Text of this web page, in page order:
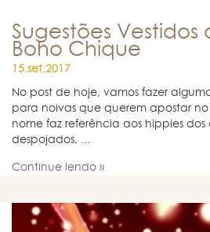
Sugestões Vestidos
Boho Chique
15.set.2017
No post de hoje, vamos fazer
para noivas que querem apostar no
nome faz referência aos hippies dos
despojados, ...
Continue lendo »